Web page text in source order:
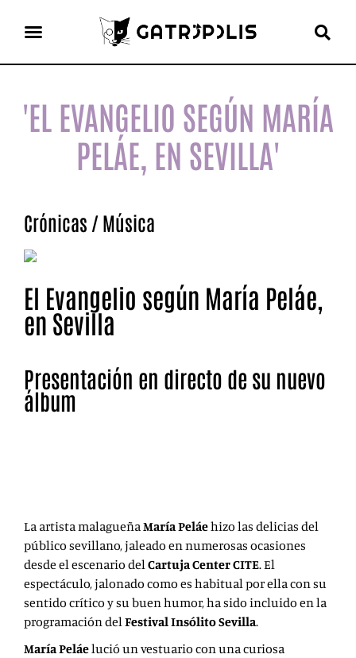
'EL EVANGELIO SEGÚN MARÍA
PELÁE, EN SEVILLA'
Crónicas /Música
El Evangelio según María Peláe,
en Sevilla
Presentación en directo de su nuevo
álbum
La artista malagueñaMaría Peláehizo las delicias del
público sevillano, jaleado en numerosas ocasiones
desde el escenario delCartuja Center CITE. El
espectáculo, jalonado como es habitual por ella con su
sentido crítico y su buen humor, ha sido incluido en la
programación delFestival Insólito Sevilla.
María Peláelució un vestuario con una curiosa